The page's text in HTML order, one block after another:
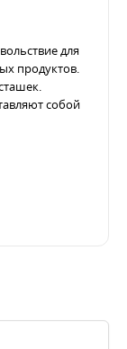
для
продуктов.
собой